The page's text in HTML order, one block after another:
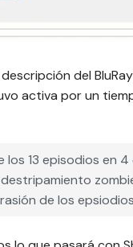
del
activa por un
los 13 episodios en
de los